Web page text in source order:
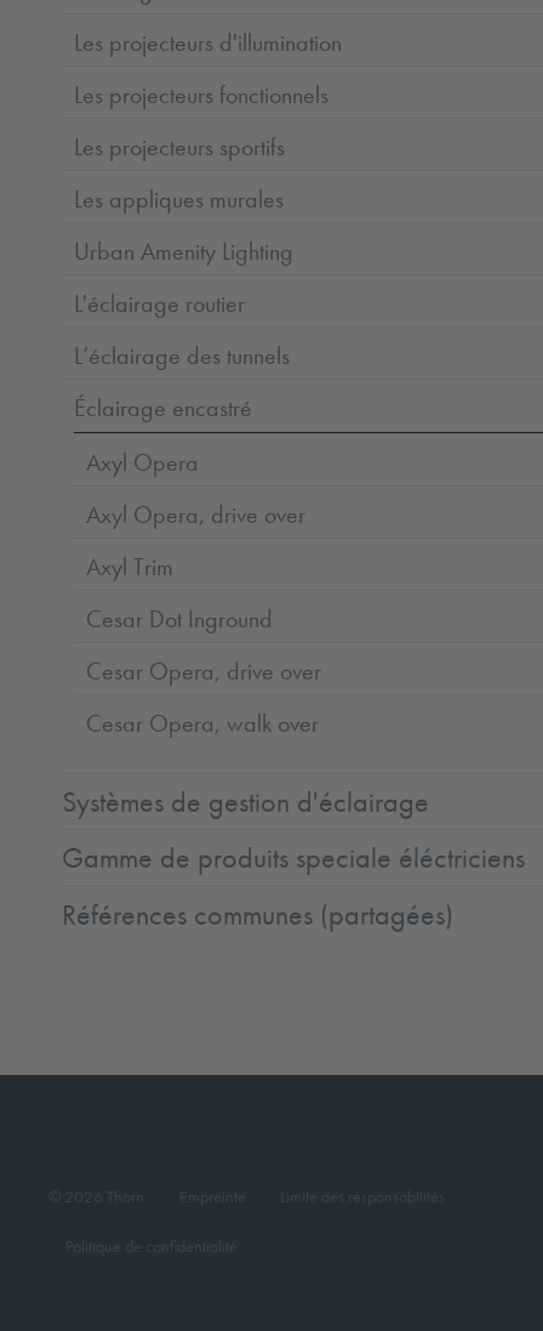
Les projecteurs d'illumination
Les projecteurs fonctionnels
Les projecteurs sportifs
Les appliques murales
Urban Amenity Lighting
L'éclairage routier
L’éclairage des tunnels
Éclairage encastré
Axyl Opera
Axyl Opera, drive over
Axyl Trim
Cesar Dot Inground
Cesar Opera, drive over
Cesar Opera, walk over
Systèmes de gestion d'éclairage
Gamme de produits speciale éléctriciens
Références communes (partagées)